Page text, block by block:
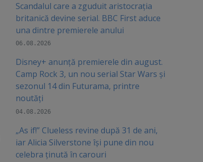
Scandalul care a zguduit aristocrația
britanică devine serial. BBC First aduce
una dintre premierele anului
06.08.2026
Disney+ anunță premierele din august.
Camp Rock 3, un nou serial Star Wars și
sezonul 14 din Futurama, printre
noutăți
04.08.2026
„As if!” Clueless revine după 31 de ani,
iar Alicia Silverstone își pune din nou
celebra ținută în carouri